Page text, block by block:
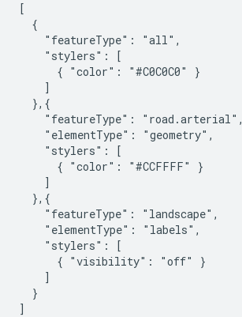
[
  {
    "featureType": "all",
    "stylers": [
      { "color": "#C0C0C0" }
    ]
  },{
    "featureType": "road.arterial",
    "elementType": "geometry",
    "stylers": [
      { "color": "#CCFFFF" }
    ]
  },{
    "featureType": "landscape",
    "elementType": "labels",
    "stylers": [
      { "visibility": "off" }
    ]
  }
]